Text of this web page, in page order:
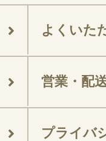
よくいた
営業・配
プライバ